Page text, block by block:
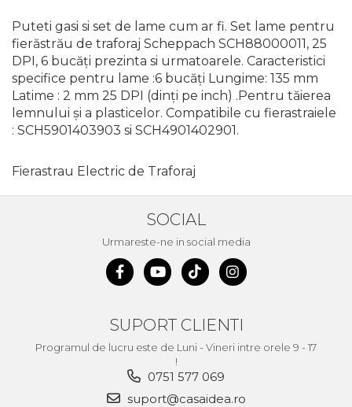
Rigla de Masurat Pentru
Constructii
Scule Unelte Accesorii
Unelte de Zugravit
Roata de Masurat
Scripete Manual
Banc de lucru – tamplarie
transport marfa
Perie de Sarma
Capsator Manual
Bormasina
Puteti gasi si set de lame cum ar fi. Set lame pentru
fierăstrău de traforaj Scheppach SCH88000011, 25
DPI, 6 bucăți prezinta si urmatoarele. Caracteristici
specifice pentru lame :6 bucăți Lungime: 135 mm
Latime : 2 mm 25 DPI (dinți pe inch) .Pentru tăierea
lemnului și a plasticelor. Compatibile cu fierastraiele
: SCH5901403903 si SCH4901402901.
Fierastrau Electric de Traforaj
SOCIAL
Urmareste-ne in social media
SUPORT CLIENTI
Programul de lucru este de Luni - Vineri intre orele 9 - 17
!
0751 577 069
suport@casaidea.ro